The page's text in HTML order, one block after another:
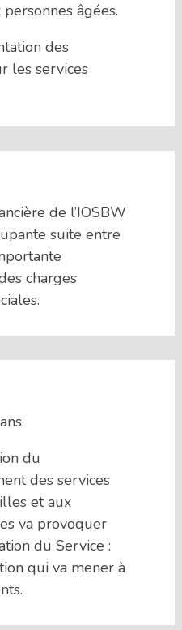
âgées.
des
les services
de l’IOSBW
suite entre
charges
du
des services
et aux
va provoquer
du Service :
qui va mener à